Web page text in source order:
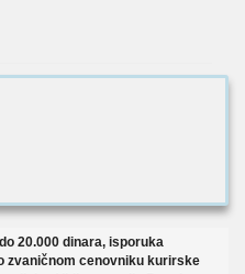
20.000 dinara, isporuka
zvaničnom cenovniku kurirske